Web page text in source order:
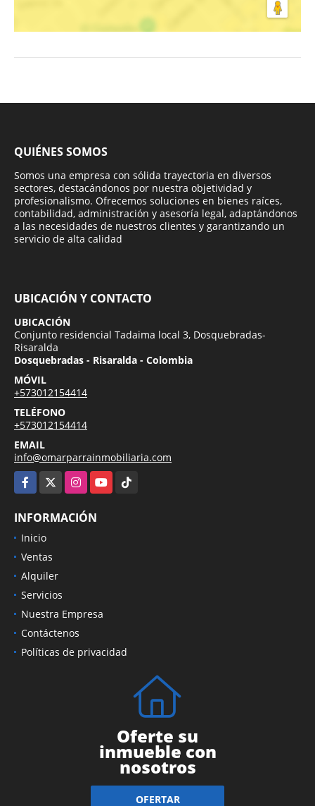
QUIÉNES SOMOS
Somos una empresa con sólida trayectoria en diversos
sectores, destacándonos por nuestra objetividad y
profesionalismo. Ofrecemos soluciones en bienes raíces,
contabilidad, administración y asesoría legal, adaptándonos
a las necesidades de nuestros clientes y garantizando un
servicio de alta calidad
UBICACIÓN Y CONTACTO
UBICACIÓN
Conjunto residencial Tadaima local 3, Dosquebradas-
Risaralda
Dosquebradas - Risaralda - Colombia
MÓVIL
+573012154414
TELÉFONO
+573012154414
EMAIL
info@omarparrainmobiliaria.com
Facebook
InstagramYouTubeTikTok
INFORMACIÓN
Inicio
Ventas
Alquiler
Servicios
Nuestra Empresa
Contáctenos
Políticas de privacidad
Oferte su
inmueble con
nosotros
OFERTAR